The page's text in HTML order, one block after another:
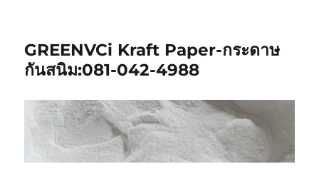
GREENVCi Kraft Paper-กระดาษ
กันสนิม:081-042-4988